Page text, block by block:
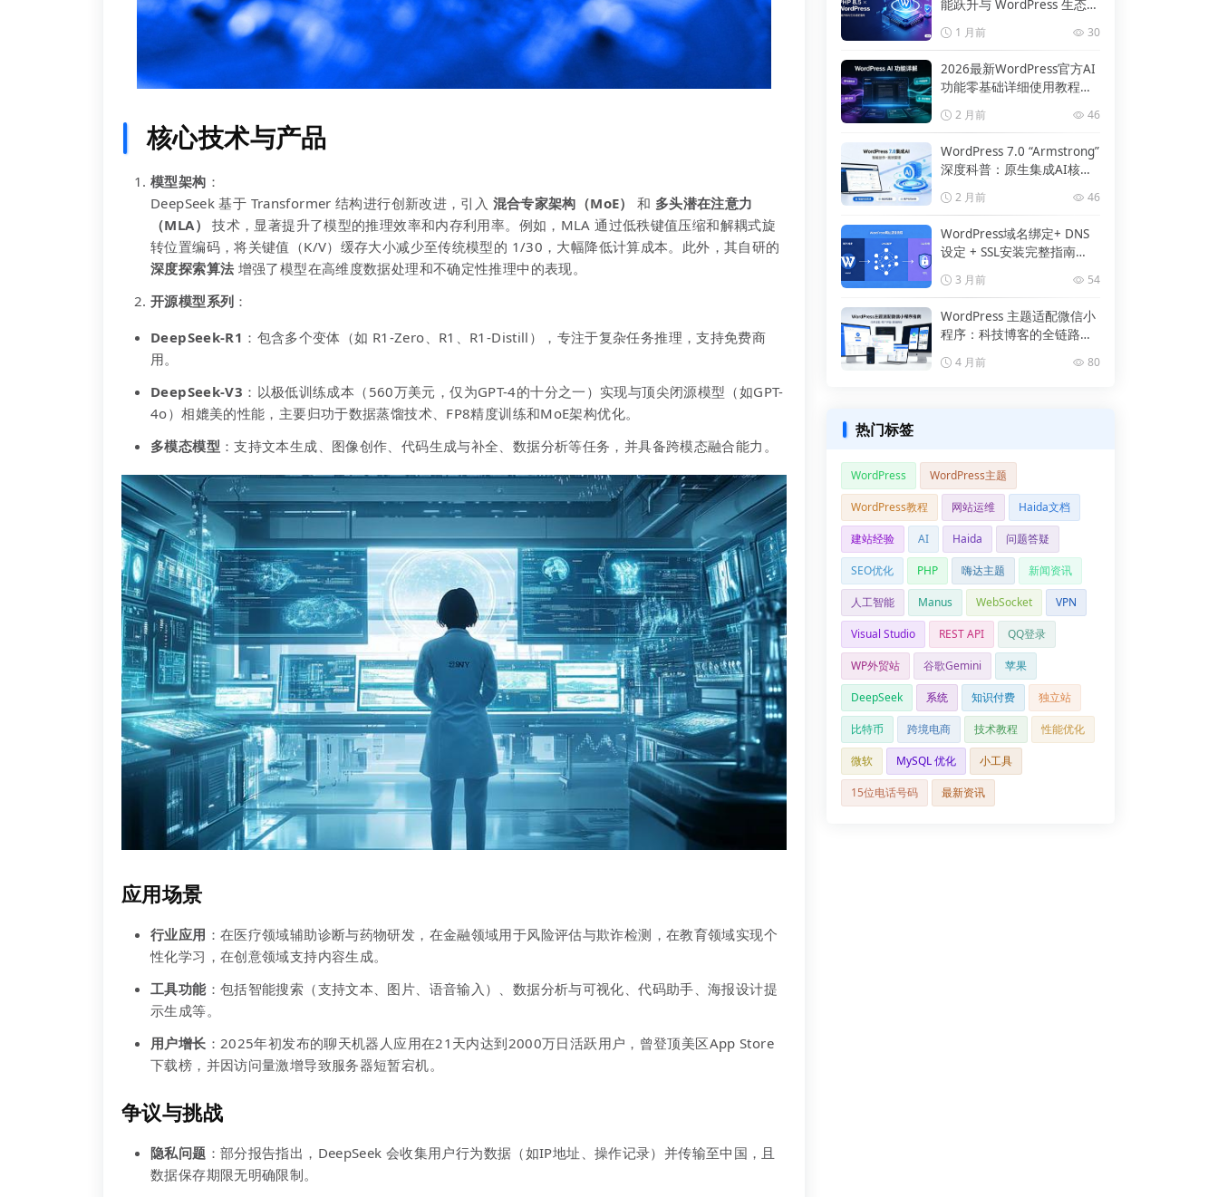
核心技术与产品
模型架构 ：
DeepSeek 基于 Transformer 结构进行创新改进，引入 混合专家架构（MoE） 和 多头潜在注意力
（MLA）
技术，显著提升了模型的推理效率和内存利用率。例如，MLA 通过低秩键值压缩和解耦式旋
转位置编码，将关键值（K/V）缓存大小减少至传统模型的 1/30，大幅降低计算成本。此外，其自研的
深度探索算法 增强了模型在高维度数据处理和不确定性推理中的表现。
开源模型系列 ：
DeepSeek-R1 ：包含多个变体（如 R1-Zero、R1、R1-Distill），专注于复杂任务推理，支持免费商
用。
DeepSeek-V3 ：以极低训练成本（560万美元，仅为GPT-4的十分之一）实现与顶尖闭源模型（如GPT-
4o）相媲美的性能，主要归功于数据蒸馏技术、FP8精度训练和MoE架构优化。
多模态模型 ：支持文本生成、图像创作、代码生成与补全、数据分析等任务，并具备跨模态融合能力。
应用场景
行业应用 ：在医疗领域辅助诊断与药物研发，在金融领域用于风险评估与欺诈检测，在教育领域实现个
性化学习，在创意领域支持内容生成。
工具功能：包括智能搜索（支持文本、图片、语音输入）、数据分析与可视化、代码助手、海报设计提
示生成等。
用户增长 ：2025年初发布的聊天机器人应用在21天内达到2000万日活跃用户，曾登顶美区App Store
下载榜，并因访问量激增导致服务器短暂宕机。
争议与挑战
隐私问题 ：部分报告指出，DeepSeek 会收集用户行为数据（如IP地址、操作记录）并传输至中国，且
数据保存期限无明确限制。
能跃升与 WordPress 生态适
1 月前 30
2026最新WordPress官方AI
功能零基础详细使用教程
2 月前 46
WordPress 7.0 “Armstrong”
深度科普：原生集成AI核心
2 月前 46
WordPress域名绑定+ DNS
设定 + SSL安装完整指南
3 月前 54
WordPress 主题适配微信小
程序：科技博客的全链路落
4 月前 80
热门标签
WordPress WordPress主题
WordPress教程 网站运维 Haida文档
建站经验 AI Haida 问题答疑
SEO优化 PHP 嗨达主题 新闻资讯
人工智能 Manus WebSocket VPN
Visual Studio REST API QQ登录
WP外贸站 谷歌Gemini 苹果
DeepSeek 系统 知识付费 独立站
比特币 跨境电商 技术教程 性能优化
微软 MySQL 优化 小工具
15位电话号码 最新资讯